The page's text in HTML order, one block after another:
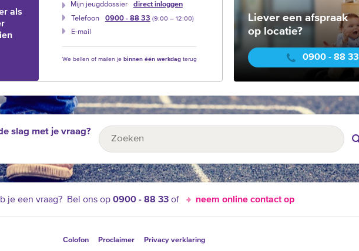
als
Mijn jeugddossier
direct inloggen
Telefoon
0900 - 88 33 (9:00 –‍ 12:00)
E-mail
We bellen of mailen je binnen één werkdagterug
Liever een afspraak
op locatie?
0900 - 88 33
slag met je vraag?
je een vraag? Bel ons op 0900 - 88 33of neem online contact op
Colofon Proclaimer Privacy verklaring